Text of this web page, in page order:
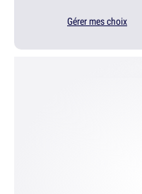
Gérer mes choix